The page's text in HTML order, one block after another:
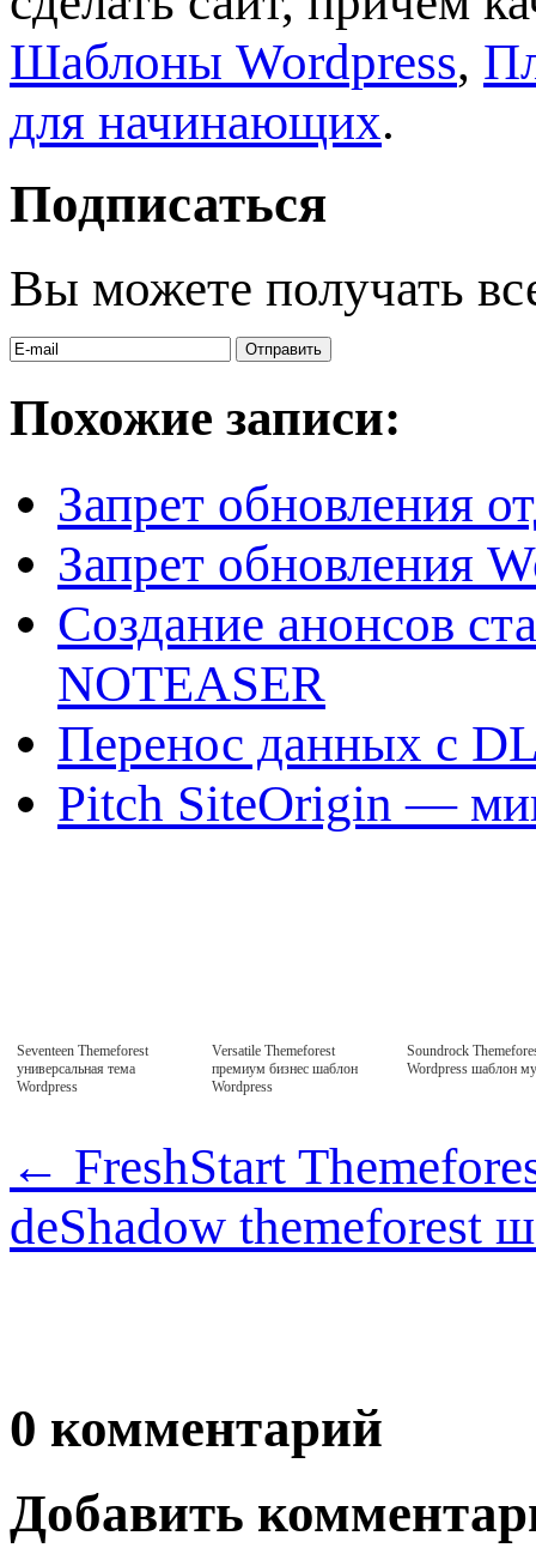
Шаблоны Wordpress,
для начинающих.
Подписаться
Вы можете получать
Похожие записи:
Запрет обновления
Запрет обновления
Создание анонсов
NOTEASER
Перенос данных с
Pitch SiteOrigin —
Seventeen Themeforest
универсальная тема
Wordpress
Versatile Themeforest
премиум бизнес шаблон
Wordpress
Soundrock
Wordpress шаблон
← FreshStart
deShadow themeforest
0 комментарий
Добавить